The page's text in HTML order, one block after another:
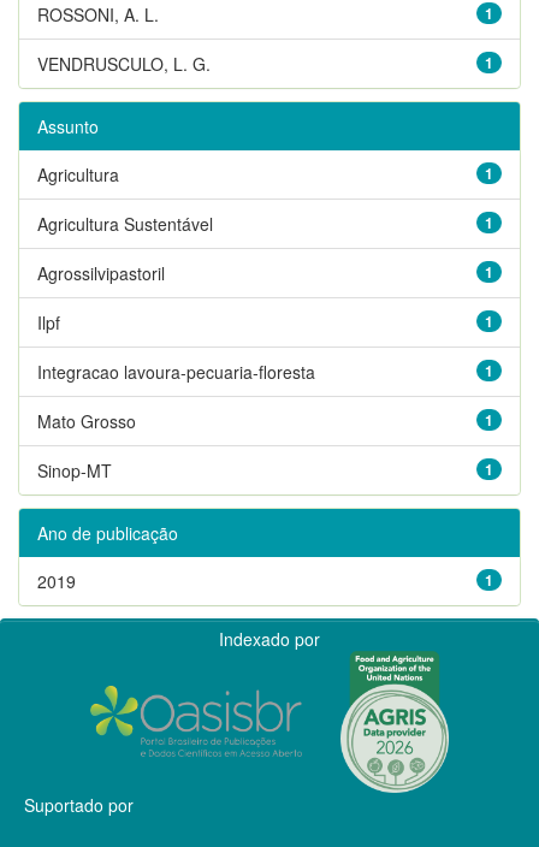
1
ROSSONI, A. L.
1
VENDRUSCULO, L. G.
Assunto
1
Agricultura
1
Agricultura Sustentável
1
Agrossilvipastoril
1
Ilpf
1
Integracao lavoura-pecuaria-floresta
1
Mato Grosso
1
Sinop-MT
Ano de publicação
1
2019
Indexado por
Suportado por